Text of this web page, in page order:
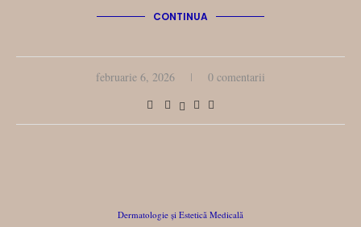
CONTINUA
februarie 6, 2026 0 comentarii
Dermatologie și Estetică Medicală